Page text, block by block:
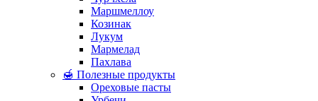
Маршмеллоу
Козинак
Лукум
Мармелад
Пахлава
🍯 Полезные продукты
Ореховые пасты